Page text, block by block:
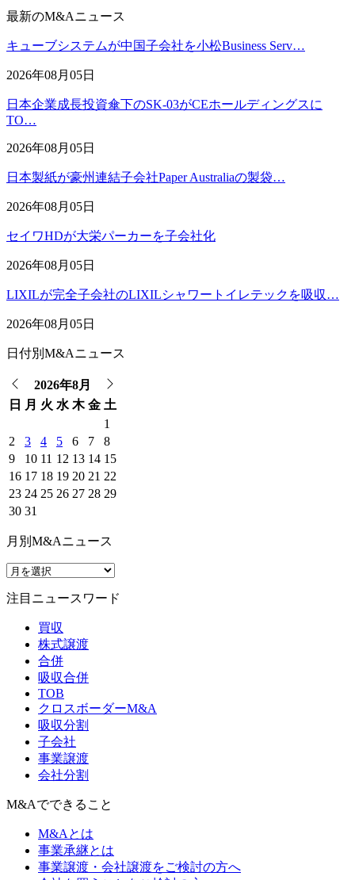
最新のM&Aニュース
キューブシステムが中国子会社を小松Business Serv…
2026年08月05日
日本企業成長投資傘下のSK-03がCEホールディングスに
TO…
2026年08月05日
日本製紙が豪州連結子会社Paper Australiaの製袋…
2026年08月05日
セイワHDが大栄パーカーを子会社化
2026年08月05日
LIXILが完全子会社のLIXILシャワートイレテックを吸収…
2026年08月05日
日付別M&Aニュース
2026年8月
日
月 火 水 木 金 土
1
2
3 4 5 6 7
8
9
10 11 12 13 14 15
16 17 18 19 20 21 22
23 24 25 26 27 28 29
30 31
月別M&Aニュース
注目ニュースワード
買収
株式譲渡
合併
吸収合併
TOB
クロスボーダーM&A
吸収分割
子会社
事業譲渡
会社分割
M&Aでできること
M&Aとは
事業承継とは
事業譲渡・会社譲渡をご検討の方へ